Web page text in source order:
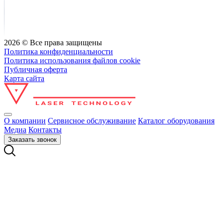
2026 © Все права защищены
Политика конфиденциальности
Политика использования файлов cookie
Публичная оферта
Карта сайта
О компании Сервисное обслуживание Каталог оборудования
Медиа Контакты
Заказать звонок